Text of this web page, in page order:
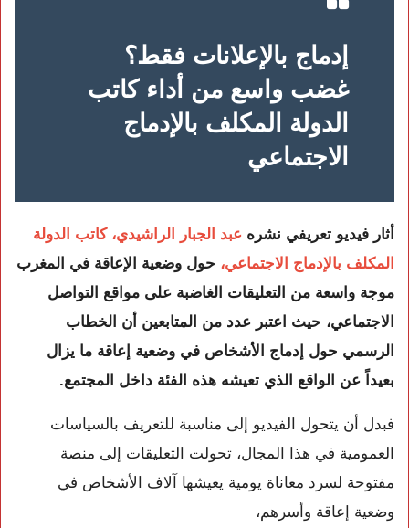
إدماج بالإعلانات فقط؟
غضب واسع من أداء كاتب
الدولة المكلف بالإدماج
الاجتماعي
أثار فيديو تعريفي نشره عبد الجبار الراشيدي، كاتب الدولة
المكلف بالإدماج الاجتماعي، حول وضعية الإعاقة في المغرب
موجة واسعة من التعليقات الغاضبة على مواقع التواصل
الاجتماعي، حيث اعتبر عدد من المتابعين أن الخطاب
الرسمي حول إدماج الأشخاص في وضعية إعاقة ما يزال
بعيداً عن الواقع الذي تعيشه هذه الفئة داخل المجتمع.
فبدل أن يتحول الفيديو إلى مناسبة للتعريف بالسياسات
العمومية في هذا المجال، تحولت التعليقات إلى منصة
مفتوحة لسرد معاناة يومية يعيشها آلاف الأشخاص في
وضعية إعاقة وأسرهم،